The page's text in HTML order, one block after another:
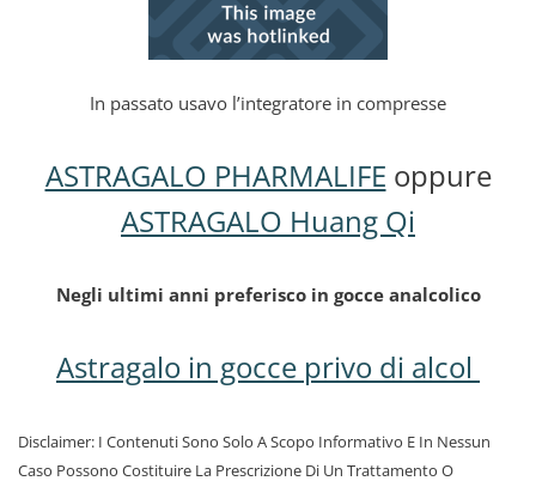
In passato usavo l’integratore in compresse
ASTRAGALO PHARMALIFE oppure
ASTRAGALO Huang Qi
Negli ultimi anni preferisco in gocce analcolico
Astragalo in gocce privo di alcol
Disclaimer: I Contenuti Sono Solo A Scopo Informativo E In Nessun
Caso Possono Costituire La Prescrizione Di Un Trattamento O